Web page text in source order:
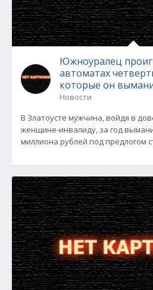
Южноуралец
автоматах
которые он
Новости
В Златоусте мужчина, войдя в
женщине-инвалиду, за год
миллиона рублей под предлогом